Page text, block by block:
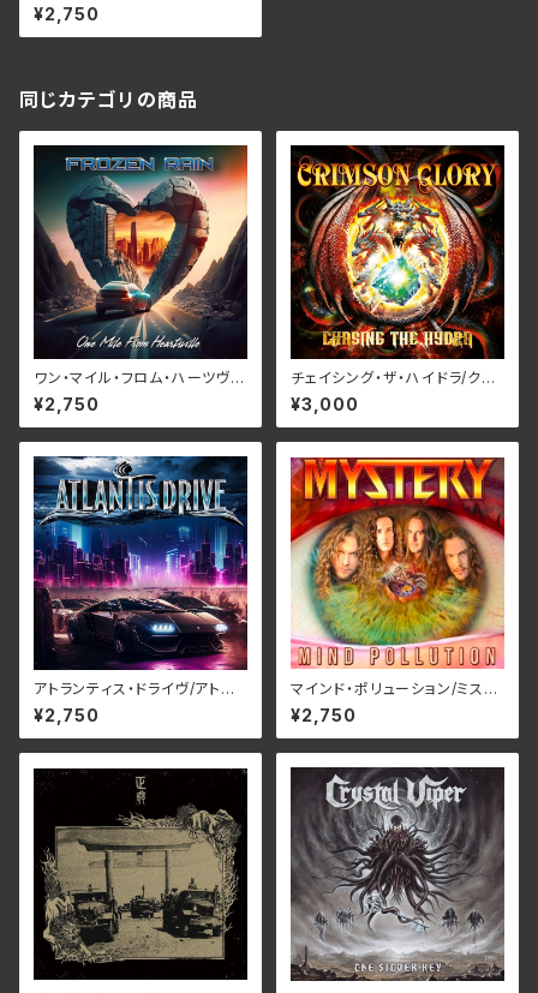
悲しみ～ /レイ・オブ・ザ・オータ
ム RBNCD-1419 (仕様:CD)
¥2,750
同じカテゴリの商品
ワン・マイル・フロム・ハーツヴィ
ル/フローズン・レイン RBNCD-
1383
¥2,750
チェイシング・ザ・ハイドラ/クリ
ムゾン・グローリー RBNCD-1
467(仕様:CD)
¥3,000
アトランティス・ドライヴ/アトラ
ンティス・ドライヴ RBNCD-1
406(仕様:CD)
¥2,750
マインド・ポリューション/ミステ
リー RBNCD-1401(仕様:CD)
¥2,750